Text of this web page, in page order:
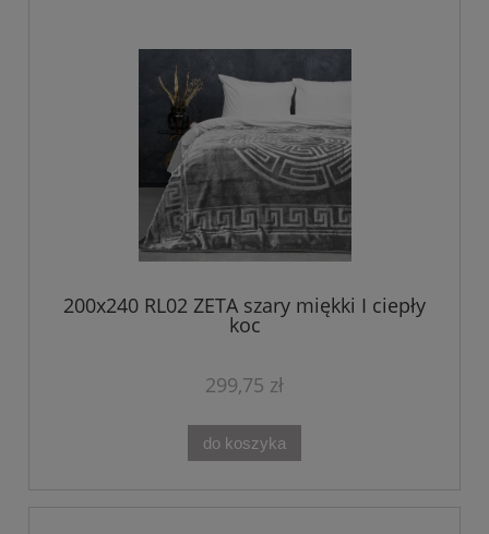
200x240 RL02 ZETA szary miękki I ciepły
koc
299,75 zł
do koszyka